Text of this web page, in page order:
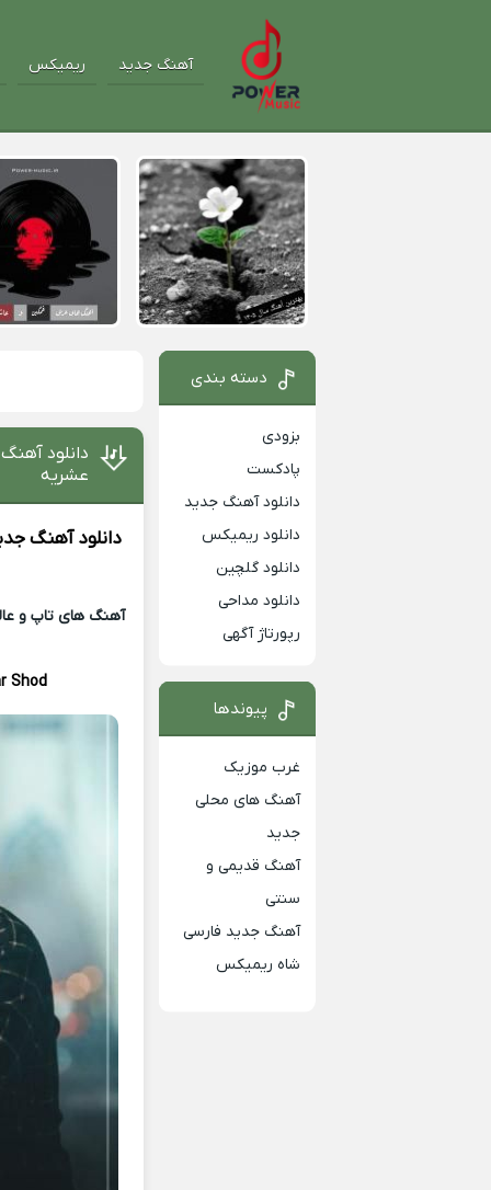
آهنگ جدید ریمیکس
دانلود
عشریه
دانلود آهنگ
آهنگ های تاپ و
Shod
دسته بندی
بزودی
پادکست
دانلود آهنگ جدید
دانلود ریمیکس
دانلود گلچین
دانلود مداحی
رپورتاژ آگهی
پیوندها
غرب موزیک
آهنگ های محلی
جدید
آهنگ قدیمی و
سنتی
آهنگ جدید فارسی
شاه ریمیکس